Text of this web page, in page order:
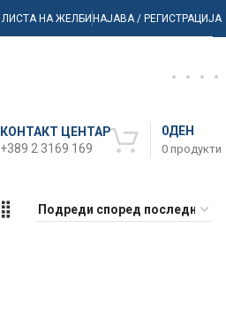
ЛИСТА НА ЖЕЛБИНАЈАВА / РЕГИСТРАЦИЈА
КОНТАКТ ЦЕНТАР
+389 2 3169 169
0 продукти
0ДЕН